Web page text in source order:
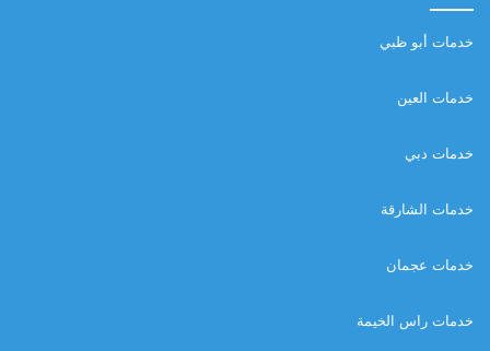
خدمات أبو ظبي
خدمات العين
خدمات دبي
خدمات الشارقة
خدمات عجمان
خدمات راس الخيمة